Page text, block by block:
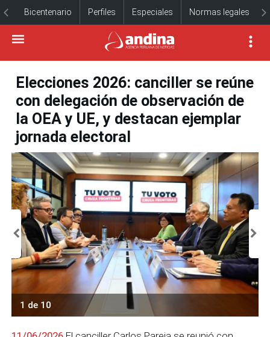
Bicentenario Perfiles Especiales Normas legales
Elecciones 2026: canciller se reúne
con delegación de observación de
la OEA y UE, y destacan ejemplar
jornada electoral
1 de 10